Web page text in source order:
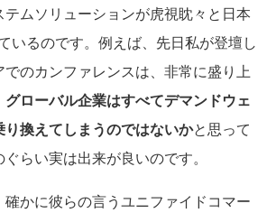
ムソリューションが虎視眈々と日本
いるのです。例えば、先日私が登壇し
のカンファレンスは、非常に盛り上
グローバル企業はすべてデマンドウェ
換えてしまうのではないかと思って
らい実は出来が良いのです。
かに彼らの言うユニファイドコマー